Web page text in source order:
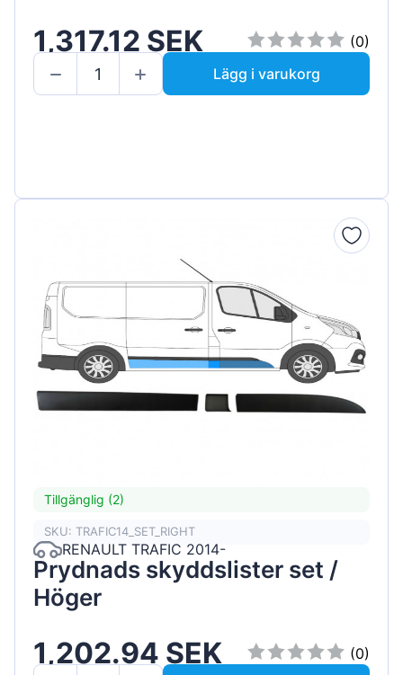
1,317.12 SEK
(0)
Lägg i varukorg
Tillgänglig (2)
SKU: TRAFIC14_SET_RIGHT
RENAULT TRAFIC 2014-
Prydnads skyddslister set /
Höger
1,202.94 SEK
(0)